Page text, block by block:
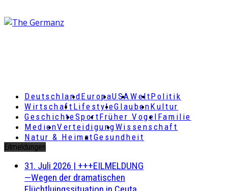
DeutschlandEuropaUSAWeltPolitik
Wirtschaft LifestyleGlaubenKultur
GeschichteSportFrüher Vogel Familie
MedienVerteidigungWissenschaft
Natur & HeimatGesundheit
Eilmeldungen
31. Juli 2026 | +++EILMELDUNG
—Wegen der dramatischen